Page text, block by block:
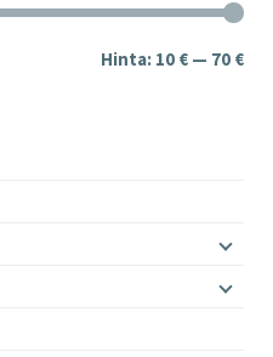
Hinta: 10 € — 70 €